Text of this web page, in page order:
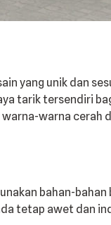
yang unik dan
tarik tersendiri
warna cerah
bahan-
tetap awet dan